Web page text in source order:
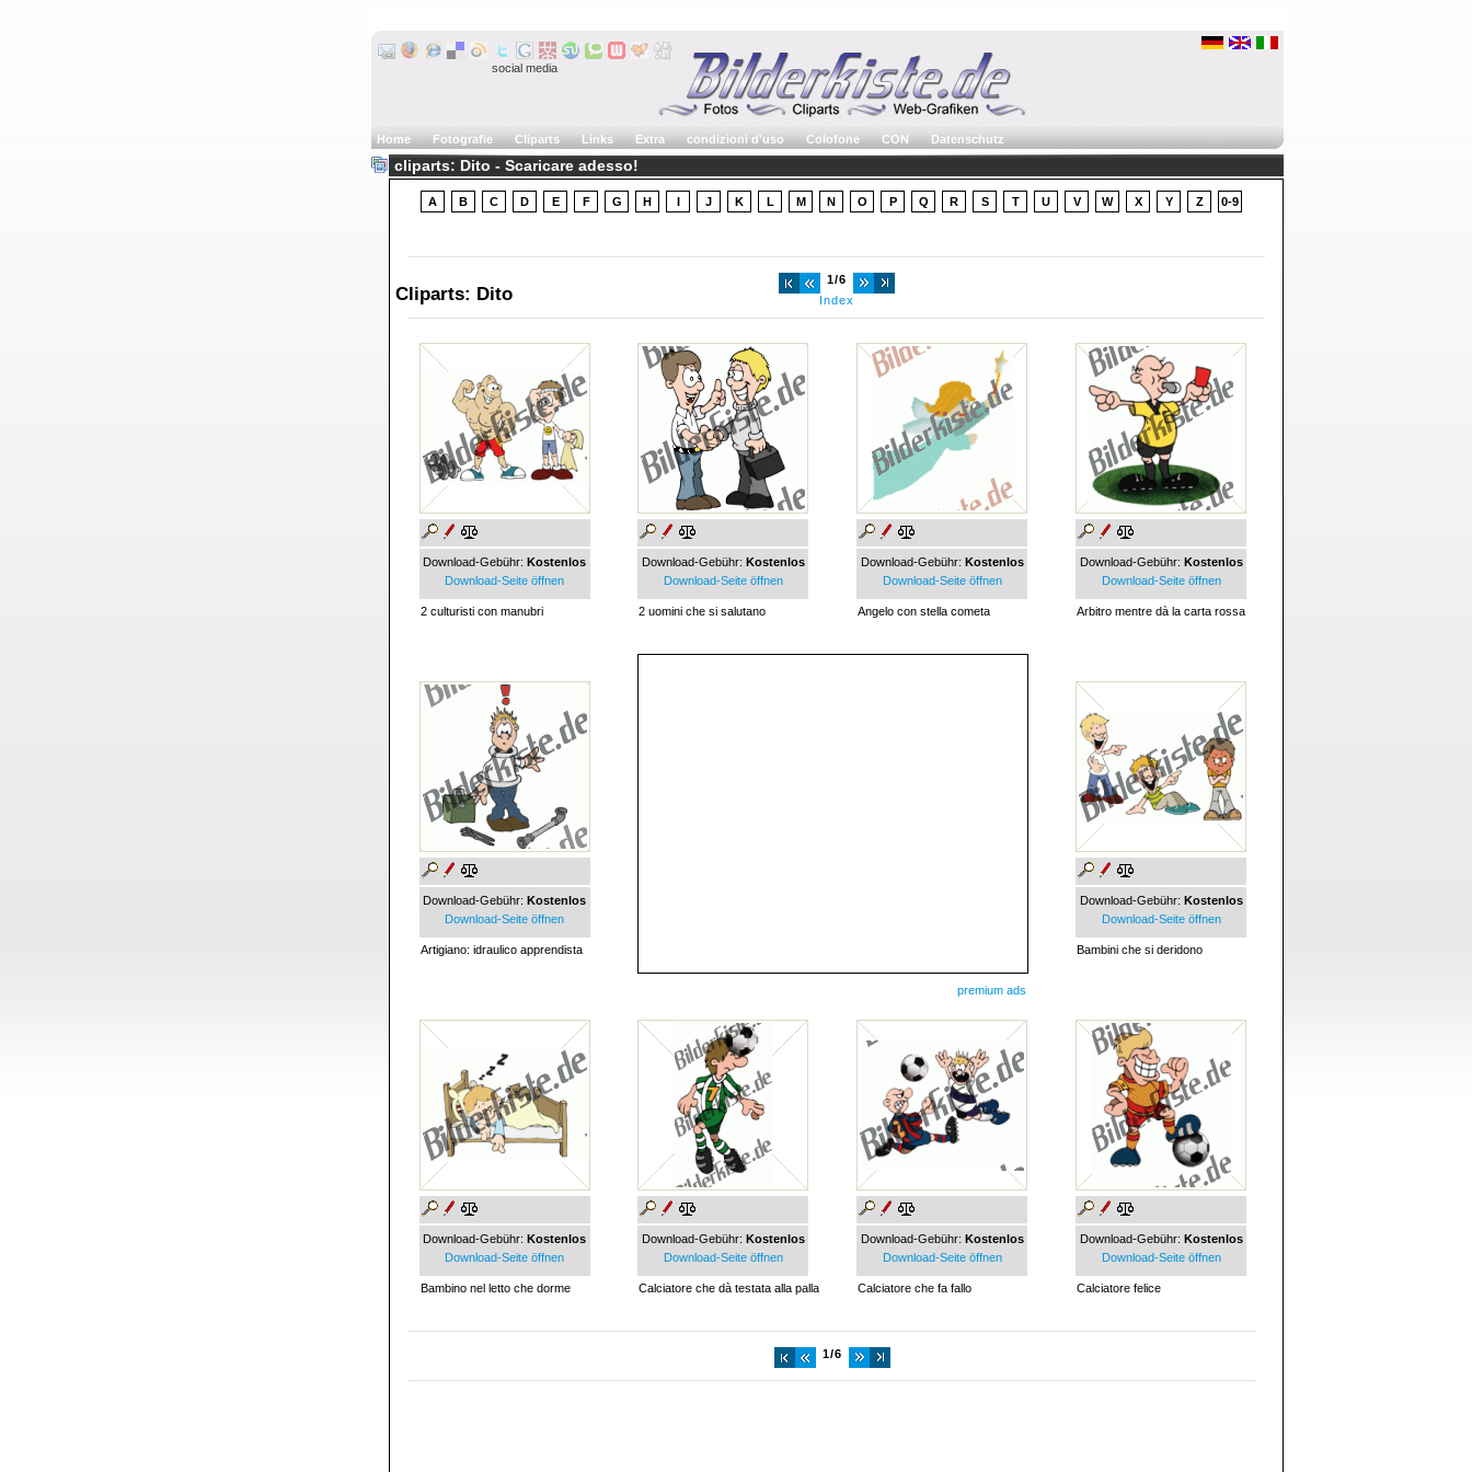
social media
Home Fotografie Cliparts Links Extra condizioni d'uso Colofone CON Datenschutz
cliparts: Dito - Scaricare adesso!
A B C D E F G H I J K L M N O P Q R S T U V W X Y Z 0-9
Cliparts: Dito
1/6
Index
Download-Gebühr: Kostenlos
Download-Seite öffnen
2 culturisti con manubri
Download-Gebühr: Kostenlos
Download-Seite öffnen
2 uomini che si salutano
Download-Gebühr: Kostenlos
Download-Seite öffnen
Angelo con stella cometa
Download-Gebühr: Kostenlos
Download-Seite öffnen
Arbitro mentre dà la carta rossa
Download-Gebühr: Kostenlos
Download-Seite öffnen
Artigiano: idraulico apprendista
premium ads
Download-Gebühr: Kostenlos
Download-Seite öffnen
Bambini che si deridono
Download-Gebühr: Kostenlos
Download-Seite öffnen
Bambino nel letto che dorme
Download-Gebühr: Kostenlos
Download-Seite öffnen
Calciatore che dà testata alla palla
Download-Gebühr: Kostenlos
Download-Seite öffnen
Calciatore che fa fallo
Download-Gebühr: Kostenlos
Download-Seite öffnen
Calciatore felice
1/6